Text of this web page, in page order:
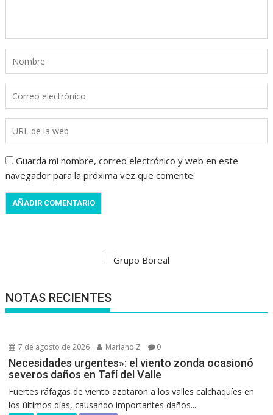
Guarda mi nombre, correo electrónico y web en este
navegador para la próxima vez que comente.
NOTAS RECIENTES
7 de agosto de 2026 Mariano Z 0
Necesidades urgentes»: el viento zonda ocasionó
severos daños en Tafí del Valle
Fuertes ráfagas de viento azotaron a los valles calchaquíes en
los últimos días, causando importantes daños...